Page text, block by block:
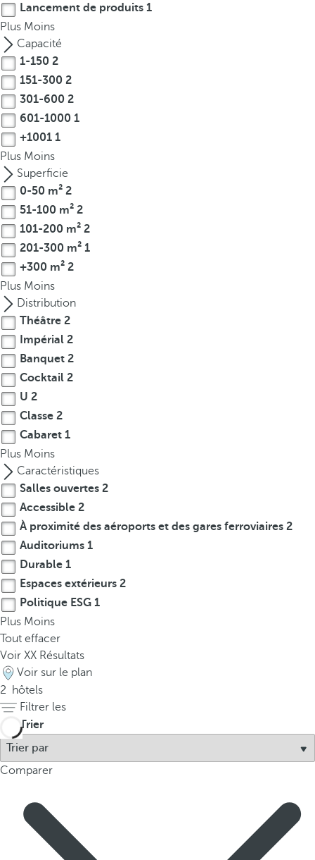
r
o
w
k
y
t
o
n
a
v
i
g
a
t
t
o
t
h
e
f
i
r
s
o
p
t
i
o
n
o
n
t
h
e
p
o
p
u
p
Lancement de produits 1
Plus Moins
Capacité
1-150 2
151-300 2
301-600 2
601-1000 1
+1001 1
Plus Moins
Superficie
0-50 m² 2
51-100 m² 2
101-200 m² 2
201-300 m² 1
+300 m² 2
Plus Moins
Distribution
Théâtre 2
Impérial 2
Banquet 2
Cocktail 2
U 2
Classe 2
Cabaret 1
Plus Moins
Caractéristiques
Salles ouvertes 2
Accessible 2
À proximité des aéroports et des gares ferroviaires 2
Auditoriums 1
Durable 1
Espaces extérieurs 2
Politique ESG 1
Plus Moins
Tout effacer
Voir XX Résultats
Voir sur le plan
2
hôtels
Filtrer les
Trier
Comparer